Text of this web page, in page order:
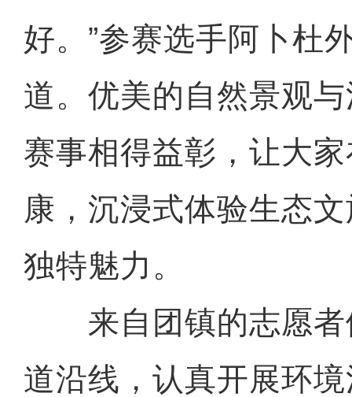
好。”参赛选手阿卜杜
道。优美的自然景观
赛事相得益彰，让大
康，沉浸式体验生态
独特魅力。
来自团镇的志愿者
道沿线，认真开展环